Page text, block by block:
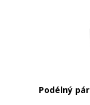
Podélný